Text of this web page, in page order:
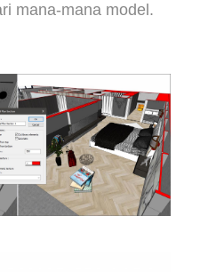
mana-mana model.